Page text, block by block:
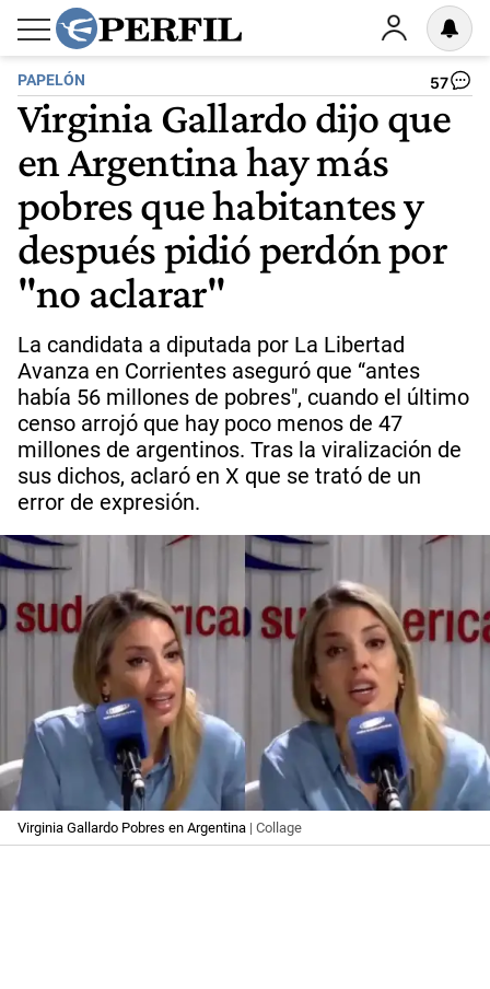
PAPELÓN 57
Virginia Gallardo dijo que
en Argentina hay más
pobres que habitantes y
después pidió perdón por
"no aclarar"
La candidata a diputada por La Libertad
Avanza en Corrientes aseguró que “antes
había 56 millones de pobres", cuando el último
censo arrojó que hay poco menos de 47
millones de argentinos. Tras la viralización de
sus dichos, aclaró en X que se trató de un
error de expresión.
Virginia Gallardo Pobres en Argentina | Collage